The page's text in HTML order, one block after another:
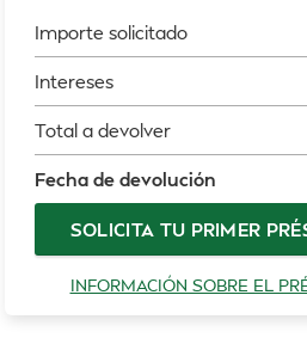
Importe solicitado
Intereses
Total a devolver
Fecha de devolución
SOLICITA TU PRIMER
INFORMACIÓN SOBRE EL